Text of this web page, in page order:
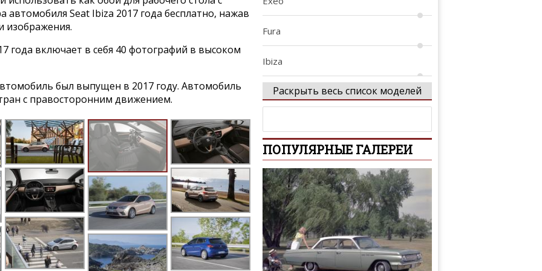
Seat Ibiza 2017 года бесплатно, нажав
изображения.
года включает в себя 40 фотографий в высоком
был выпущен в 2017 году. Автомобиль
с правосторонним движением.
Fura
Ibiza
Ibiza Cupra
Leon Cupra
Malaga
Mii
Ronda
Раскрыть весь список моделей
ПОПУЛЯРНЫЕ ГАЛЕРЕИ